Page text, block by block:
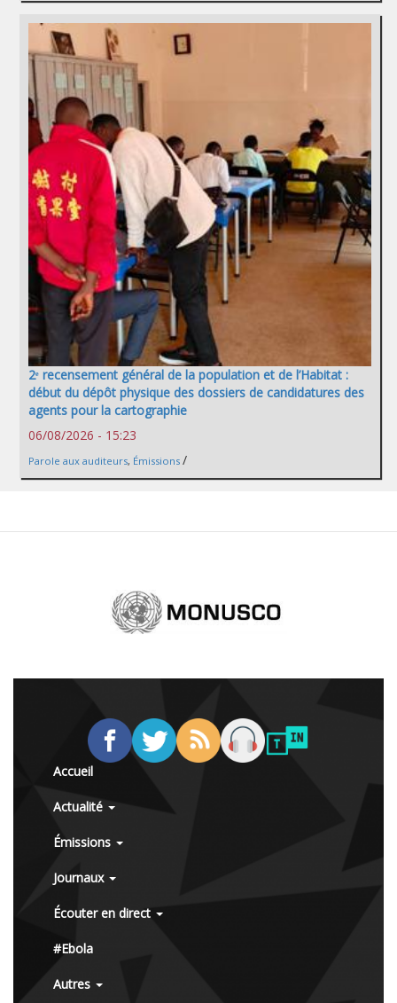
2ᵉ recensement général de la population et de l’Habitat :
début du dépôt physique des dossiers de candidatures des
agents pour la cartographie
06/08/2026 - 15:23
Parole aux auditeurs, Émissions /
Accueil
Actualité
Émissions
Journaux
Écouter en direct
#Ebola
Autres